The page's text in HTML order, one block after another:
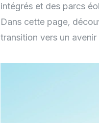
intégrés et des parcs
Dans cette page,
transition vers un